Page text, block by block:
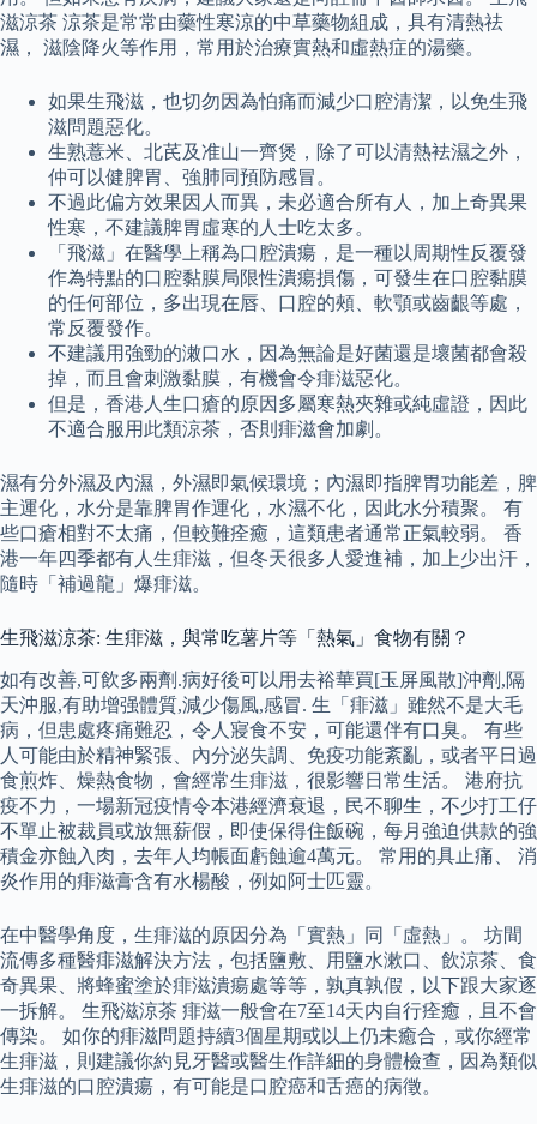
滋涼茶 涼茶是常常由藥性寒涼的中草藥物組成，具有清熱祛
濕， 滋陰降火等作用，常用於治療實熱和虛熱症的湯藥。
如果生飛滋，也切勿因為怕痛而減少口腔清潔，以免生飛
滋問題惡化。
生熟薏米、北芪及准山一齊煲，除了可以清熱袪濕之外，
仲可以健脾胃、強肺同預防感冒。
不過此偏方效果因人而異，未必適合所有人，加上奇異果
性寒，不建議脾胃虛寒的人士吃太多。
「飛滋」在醫學上稱為口腔潰瘍，是一種以周期性反覆發
作為特點的口腔黏膜局限性潰瘍損傷，可發生在口腔黏膜
的任何部位，多出現在唇、口腔的頰、軟顎或齒齦等處，
常反覆發作。
不建議用強勁的潄口水，因為無論是好菌還是壞菌都會殺
掉，而且會刺激黏膜，有機會令痱滋惡化。
但是，香港人生口瘡的原因多屬寒熱夾雜或純虛證，因此
不適合服用此類涼茶，否則痱滋會加劇。
濕有分外濕及內濕，外濕即氣候環境；內濕即指脾胃功能差，脾
主運化，水分是靠脾胃作運化，水濕不化，因此水分積聚。 有
些口瘡相對不太痛，但較難痊癒，這類患者通常正氣較弱。 香
港一年四季都有人生痱滋，但冬天很多人愛進補，加上少出汗，
隨時「補過龍」爆痱滋。
生飛滋涼茶: 生痱滋，與常吃薯片等「熱氣」食物有關？
如有改善,可飲多兩劑.病好後可以用去裕華買[玉屏風散]沖劑,隔
天沖服,有助增强體質,減少傷風,感冒. 生「痱滋」雖然不是大毛
病，但患處疼痛難忍，令人寢食不安，可能還伴有口臭。 有些
人可能由於精神緊張、內分泌失調、免疫功能紊亂，或者平日過
食煎炸、燥熱食物，會經常生痱滋，很影響日常生活。 港府抗
疫不力，一場新冠疫情令本港經濟衰退，民不聊生，不少打工仔
不單止被裁員或放無薪假，即使保得住飯碗，每月強迫供款的強
積金亦蝕入肉，去年人均帳面虧蝕逾4萬元。 常用的具止痛、 消
炎作用的痱滋膏含有水楊酸，例如阿士匹靈。
在中醫學角度，生痱滋的原因分為「實熱」同「虛熱」。 坊間
流傳多種醫痱滋解決方法，包括鹽敷、用鹽水漱口、飲涼茶、食
奇異果、將蜂蜜塗於痱滋潰瘍處等等，孰真孰假，以下跟大家逐
一拆解。 生飛滋涼茶 痱滋一般會在7至14天内自行痊癒，且不會
傳染。 如你的痱滋問題持續3個星期或以上仍未癒合，或你經常
生痱滋，則建議你約見牙醫或醫生作詳細的身體檢查，因為類似
生痱滋的口腔潰瘍，有可能是口腔癌和舌癌的病徵。